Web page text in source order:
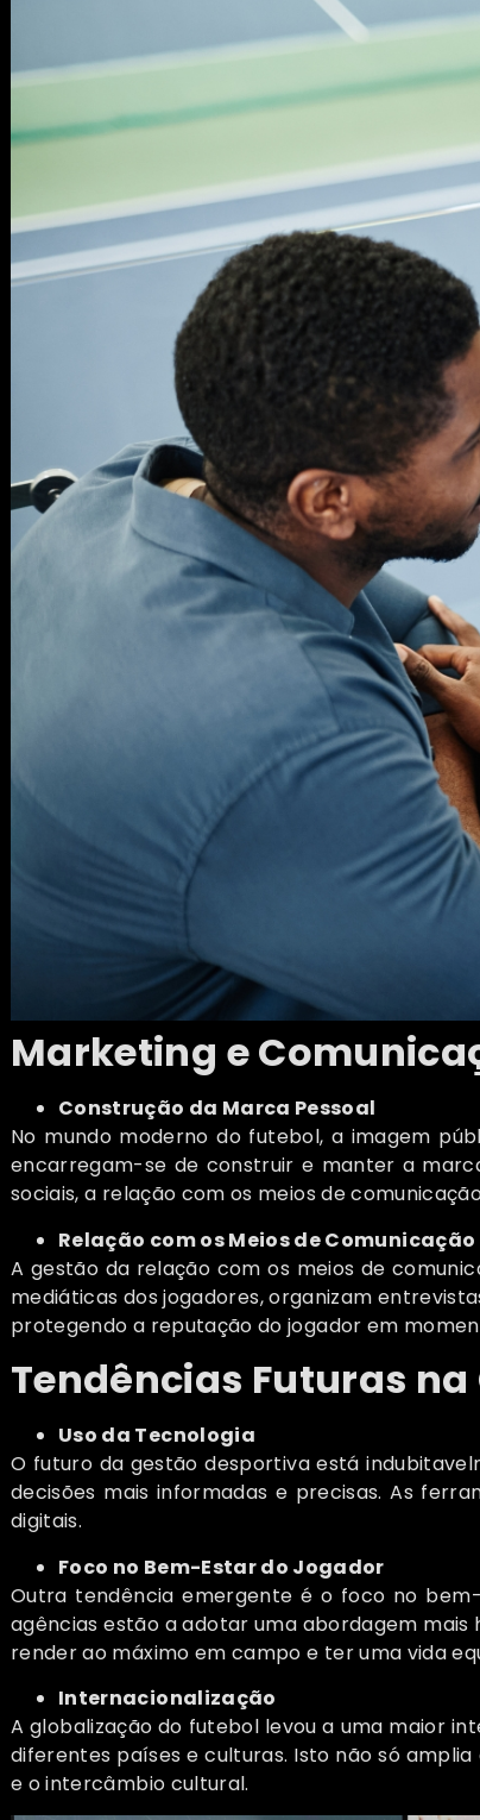
Marketing e
Construção da Marca Pessoal
No mundo moderno do futebol, a imagem
encarregam-se de construir e manter a
sociais, a relação com os meios de
Relação com os Meios de Comunicação
A gestão da relação com os meios de
mediáticas dos jogadores, organizam
protegendo a reputação do jogador em
Tendências Futuras
Uso da Tecnologia
O futuro da gestão desportiva está
decisões mais informadas e precisas. As
digitais.
Foco no Bem-Estar do Jogador
Outra tendência emergente é o foco no
agências estão a adotar uma abordagem
render ao máximo em campo e ter uma vida
Internacionalização
A globalização do futebol levou a uma maior
diferentes países e culturas. Isto não só
e o intercâmbio cultural.